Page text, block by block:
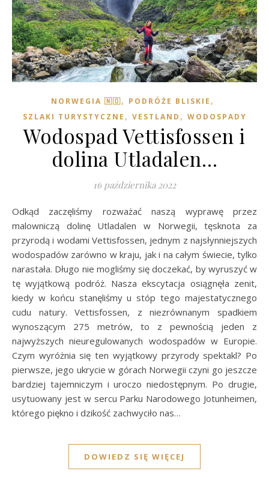
NORWEGIA 🇳🇴, PODRÓŻE BLISKIE ,
SZLAKI TURYSTYCZNE , VESTLAND , WODOSPADY
Wodospad Vettisfossen i
dolina Utladalen…
16 października 2022
Odkąd zaczęliśmy rozważać naszą wyprawę przez
malowniczą dolinę Utladalen w Norwegii, tęsknota za
przyrodą i wodami Vettisfossen, jednym z najsłynniejszych
wodospadów zarówno w kraju, jak i na całym świecie, tylko
narastała. Długo nie mogliśmy się doczekać, by wyruszyć w
tę wyjątkową podróż. Nasza ekscytacja osiągnęła zenit,
kiedy w końcu stanęliśmy u stóp tego majestatycznego
cudu natury. Vettisfossen, z niezrównanym spadkiem
wynoszącym 275 metrów, to z pewnością jeden z
najwyższych nieuregulowanych wodospadów w Europie.
Czym wyróżnia się ten wyjątkowy przyrody spektakl? Po
pierwsze, jego ukrycie w górach Norwegii czyni go jeszcze
bardziej tajemniczym i uroczo niedostępnym. Po drugie,
usytuowany jest w sercu Parku Narodowego Jotunheimen,
którego piękno i dzikość zachwyciło nas…
DOWIEDZ SIĘ WIĘCEJ